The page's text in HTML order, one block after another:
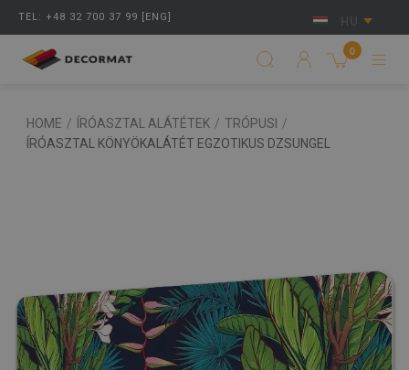
TEL: +48 32 700 37 99 [ENG] HU
0
HOME / ÍRÓASZTAL ALÁTÉTEK / TRÓPUSI
/
ÍRÓASZTAL KÖNYÖKALÁTÉT EGZOTIKUS DZSUNGEL